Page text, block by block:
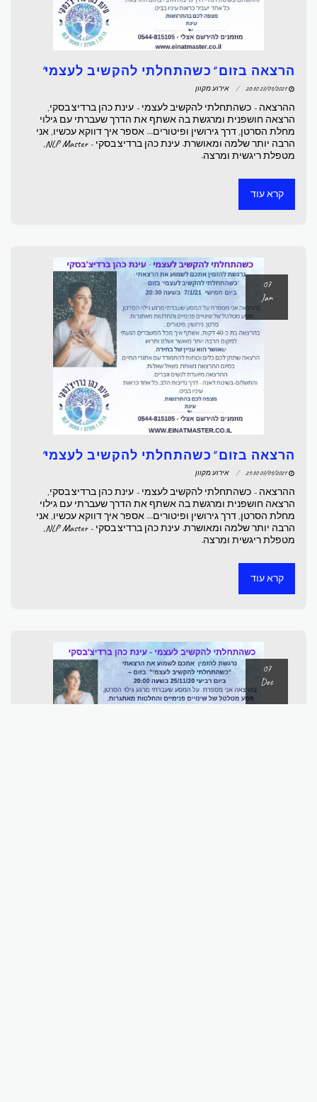
הרצאה בזום "כשהתחלתי להקשיב לעצמי"
27/01/2021 20:30 אירוע מקוון
ההרצאה - כשהתחלתי להקשיב לעצמי - עינת כהן ברדיצ'בסקי,
הרצאה חושפנית ומרגשת בה אשתף את הדרך שעברתי עם גילוי
מחלת הסרטן, דרך גירושין ופיטורים... אספר איך דווקא עכשיו, אני
הרבה יותר שלמה ומאושרת. עינת כהן ברדיצ'בסקי - NLP Master,
מטפלת ריגשית ומרצה.
קרא עוד
Jan
הרצאה בזום "כשהתחלתי להקשיב לעצמי"
07/01/2021 21:30 אירוע מקוון
ההרצאה - כשהתחלתי להקשיב לעצמי - עינת כהן ברדיצ'בסקי,
הרצאה חושפנית ומרגשת בה אשתף את הדרך שעברתי עם גילוי
מחלת הסרטן, דרך גירושין ופיטורים... אספר איך דווקא עכשיו, אני
הרבה יותר שלמה ומאושרת. עינת כהן ברדיצ'בסקי - NLP Master,
מטפלת ריגשית ומרצה.
קרא עוד
Dec